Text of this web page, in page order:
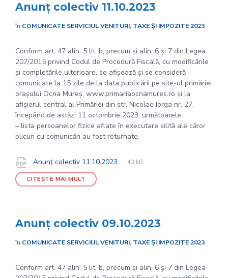
Anunț colectiv 11.10.2023
în COMUNICATE SERVICIUL VENITURI, TAXE ȘI IMPOZITE 2023
Conform art. 47 alin. 5 lit. b, precum și alin. 6 și 7 din Legea
207/2015 privind Codul de Procedură Fiscală, cu modificările
și completările ulterioare, se afișează și se consideră
comunicate la 15 zile de la data publicării pe site-ul primăriei
orașului Ocna Mureș, www.primariaocnamures.ro și la
afișierul central al Primăriei din str. Nicolae Iorga nr. 27,
începând de astăzi 11 octombrie 2023, următoarele:
– lista persoanelor fizice aflate în executare silită ale căror
plicuri cu comunicări au fost returnate.
Documente
Anunț colectiv 11.10.2023
File
pdf
File
43 kB
CITEȘTE MAI MULT
Anunț colectiv 09.10.2023
în COMUNICATE SERVICIUL VENITURI, TAXE ȘI IMPOZITE 2023
Conform art. 47 alin. 5 lit. b, precum și alin. 6 și 7 din Legea